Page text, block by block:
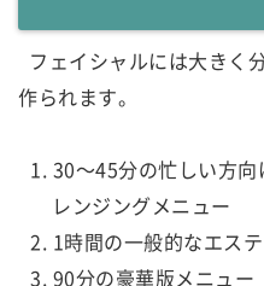
フェイシャルには大きく
作られます。
30～45分の忙しい方
レンジングメニュー
1時間の一般的なエス
90分の豪華版メニュー